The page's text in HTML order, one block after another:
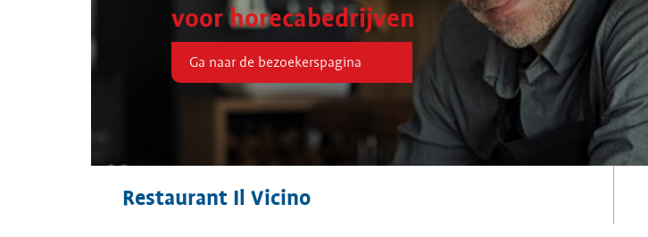
voor horecabedrijven
Ga naar de bezoekerspagina
Restaurant Il Vicino